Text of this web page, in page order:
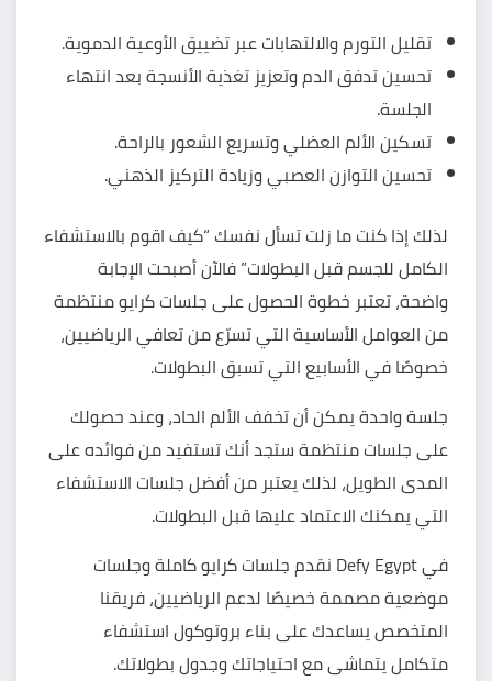
تقليل التورم والالتهابات عبر تضييق الأوعية الدموية.
تحسين تدفق الدم وتعزيز تغذية الأنسجة بعد انتهاء
الجلسة.
تسكين الألم العضلي وتسريع الشعور بالراحة.
تحسين التوازن العصبي وزيادة التركيز الذهني.
لذلك إذا كنت ما زلت تسأل نفسك “كيف اقوم بالاستشفاء
الكامل للجسم قبل البطولات” فالآن أصبحت الإجابة
واضحة، تعتبر خطوة الحصول على جلسات كرايو منتظمة
من العوامل الأساسية التي تسرّع من تعافي الرياضيين،
خصوصًا في الأسابيع التي تسبق البطولات.
جلسة واحدة يمكن أن تخفف الألم الحاد، وعند حصولك
على جلسات منتظمة ستجد أنك تستفيد من فوائده على
المدى الطويل، لذلك يعتبر من أفضلجلسات الاستشفاء
التي يمكنك الاعتماد عليها قبل البطولات.
في Defy Egypt
نقدم جلسات كرايو كاملة وجلسات
موضعية مصممة خصيصًا لدعم الرياضيين، فريقنا
المتخصص يساعدك على بناء بروتوكول استشفاء
متكامل يتماشى مع احتياجاتك وجدول بطولاتك.